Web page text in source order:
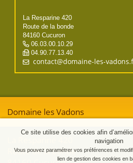
La Resparine 420
Route de la bonde
84160 Cucuron
06.03.00.10.29
04.90.77.13.40
Domaine les Vadons
Route de la bonde
Ce site utilise des cookies afin
navigation
Vous pouvez paramétrer vos préférences et
lien de gestion des cookies en